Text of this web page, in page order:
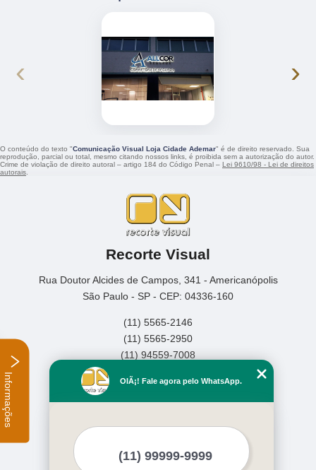
‹ ›
O conteúdo do texto "Comunicação Visual Loja Cidade Ademar" é de direito reservado. Sua
reprodução, parcial ou total, mesmo citando nossos links, é proibida sem a autorização do autor.
Crime de violação de direito autoral – artigo 184 do Código Penal – Lei 9610/98 - Lei de direitos
autorais
Recorte Visual
Rua Doutor Alcides de Campos, 341 - Americanópolis
São Paulo - SP - CEP: 04336-160
(11) 5565-2146
(11) 5565-2950
(11) 94559-7008
Home
Serviços
Mapa do site
OlÃ¡! Fale agora pelo WhatsApp.
Informações